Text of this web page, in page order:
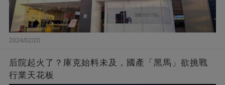
2024/02/20
后院起火了？庫克始料未及，國產「黑馬」欲挑戰
行業天花板